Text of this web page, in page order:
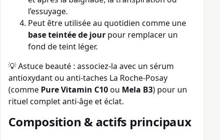
l’essuyage.
Peut être utilisée au quotidien comme une
base teintée de jour pour remplacer un
fond de teint léger.
💡 Astuce beauté : associez-la avec un sérum
antioxydant ou anti-taches La Roche-Posay
(comme Pure Vitamin C10ou Mela B3) pour un
rituel complet anti-âge et éclat.
Composition & actifs principaux